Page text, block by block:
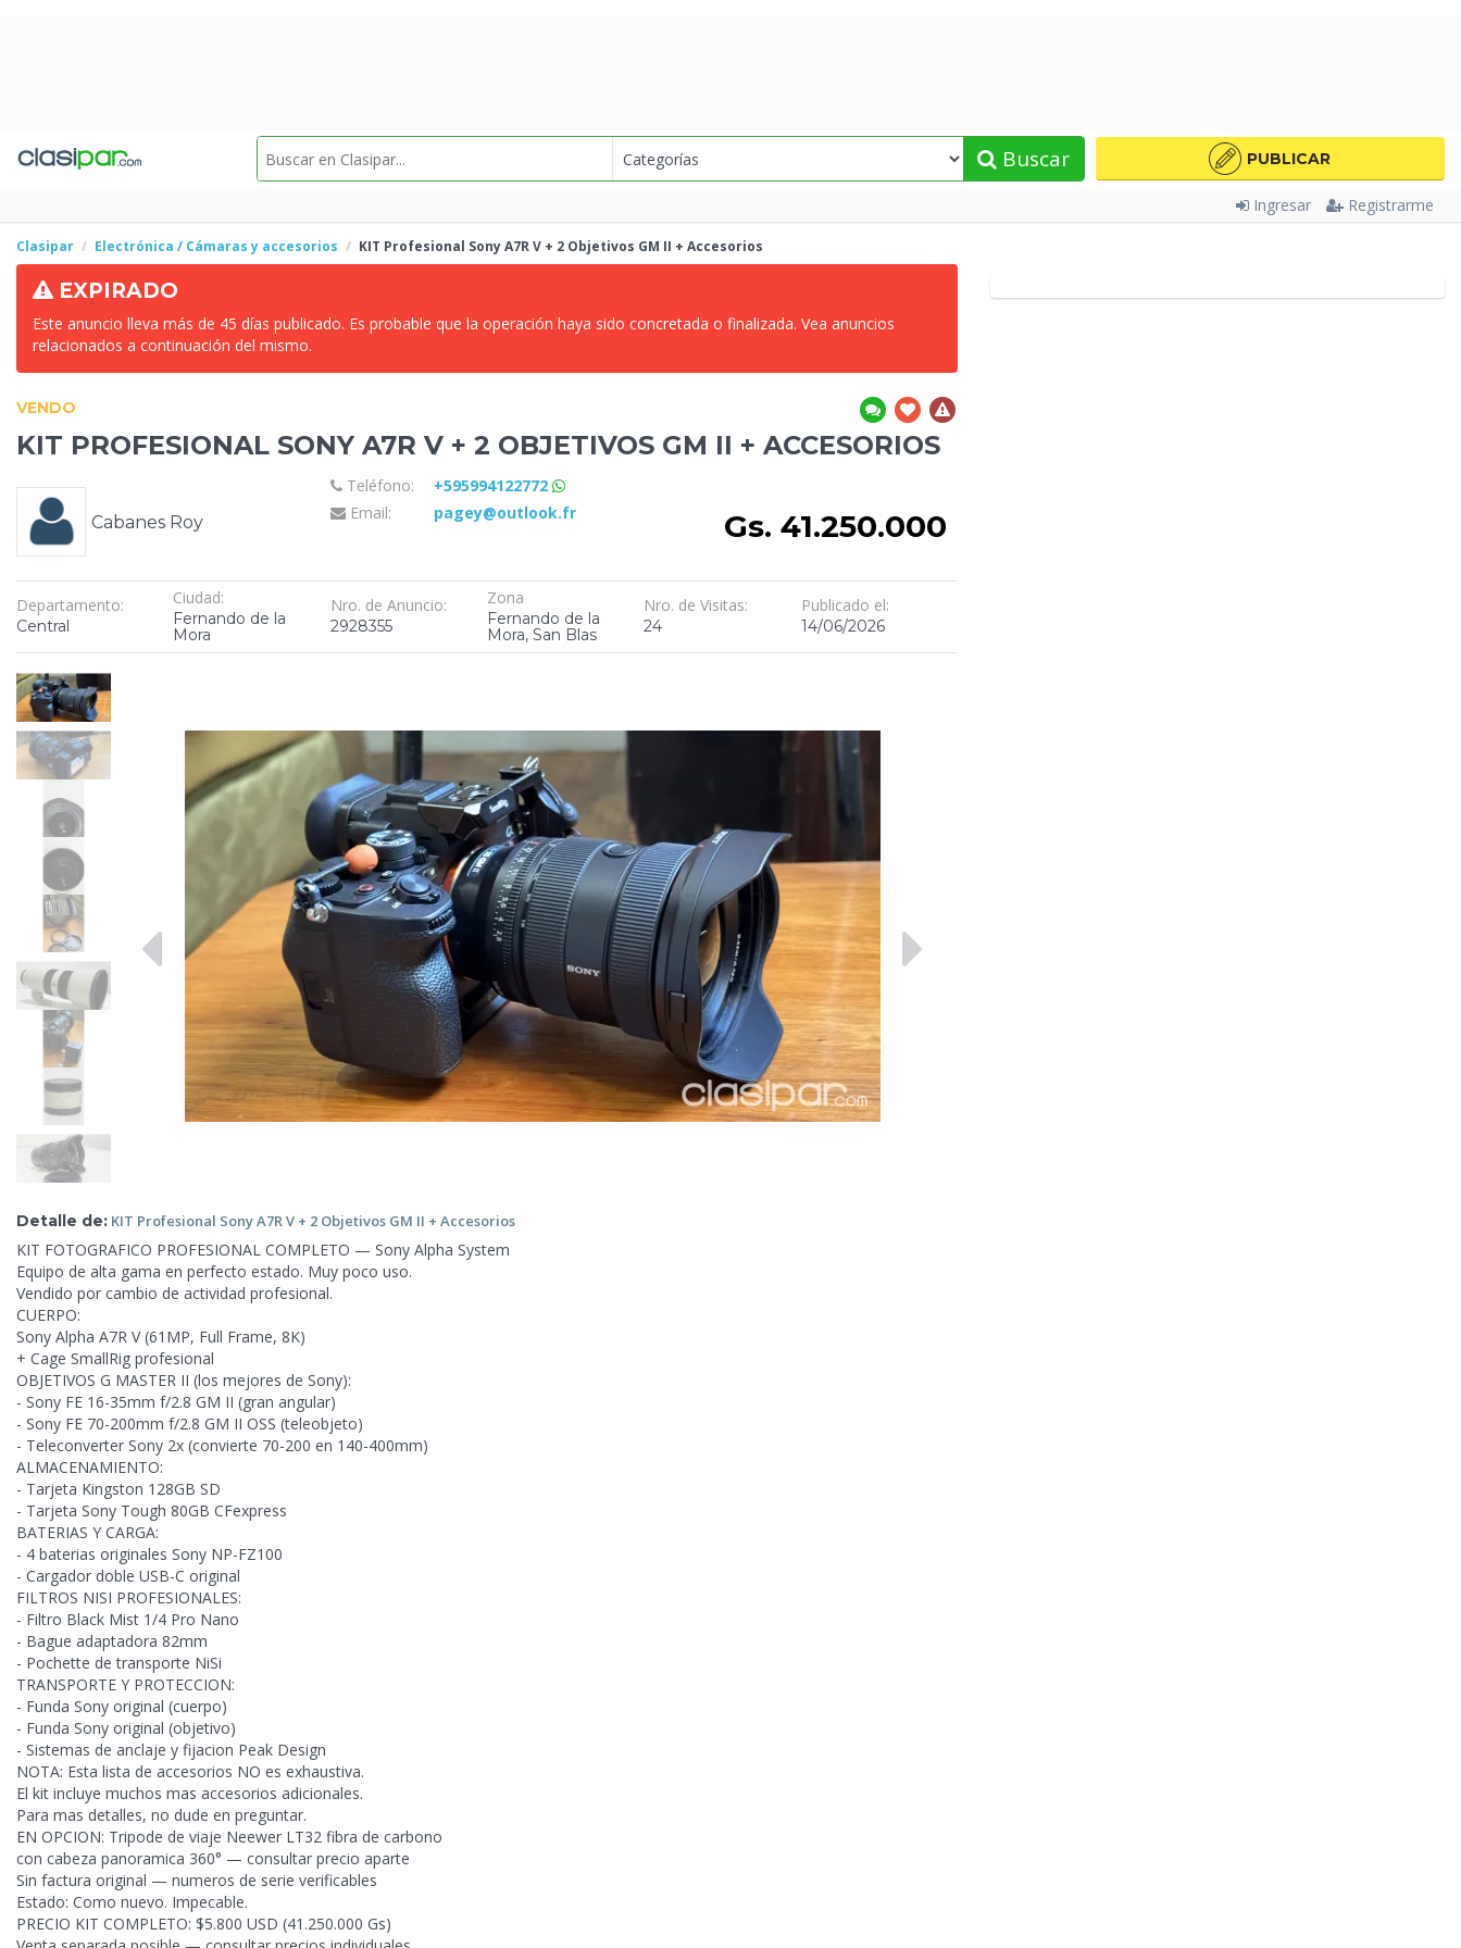
Buscar PUBLICAR
Ingresar Registrarme
Clasipar Electrónica / Cámaras y accesorios KIT Profesional Sony A7R V + 2 Objetivos GM II + Accesorios
EXPIRADO
Este anuncio lleva más de 45 días publicado. Es probable que la operación haya sido concretada o finalizada. Vea anuncios
relacionados a continuación del mismo.
VENDO
KIT PROFESIONAL SONY A7R V + 2 OBJETIVOS GM II + ACCESORIOS
Cabanes Roy
Teléfono:
+595994122772
Email:
pagey@outlook.fr Gs. 41.250.000
Departamento:
Central
Ciudad:
Fernando de la
Mora
Nro. de Anuncio:
2928355
Zona
Fernando de la
Mora, San Blas
Nro. de Visitas:
24
Publicado el:
14/06/2026
Detalle de: KIT Profesional Sony A7R V + 2 Objetivos GM II + Accesorios
KIT FOTOGRAFICO PROFESIONAL COMPLETO — Sony Alpha System
Equipo de alta gama en perfecto estado. Muy poco uso.
Vendido por cambio de actividad profesional.
CUERPO:
Sony Alpha A7R V (61MP, Full Frame, 8K)
+ Cage SmallRig profesional
OBJETIVOS G MASTER II (los mejores de Sony):
- Sony FE 16-35mm f/2.8 GM II (gran angular)
- Sony FE 70-200mm f/2.8 GM II OSS (teleobjeto)
- Teleconverter Sony 2x (convierte 70-200 en 140-400mm)
ALMACENAMIENTO:
- Tarjeta Kingston 128GB SD
- Tarjeta Sony Tough 80GB CFexpress
BATERIAS Y CARGA:
- 4 baterias originales Sony NP-FZ100
- Cargador doble USB-C original
FILTROS NISI PROFESIONALES:
- Filtro Black Mist 1/4 Pro Nano
- Bague adaptadora 82mm
- Pochette de transporte NiSi
TRANSPORTE Y PROTECCION:
- Funda Sony original (cuerpo)
- Funda Sony original (objetivo)
- Sistemas de anclaje y fijacion Peak Design
NOTA: Esta lista de accesorios NO es exhaustiva.
El kit incluye muchos mas accesorios adicionales.
Para mas detalles, no dude en preguntar.
EN OPCION: Tripode de viaje Neewer LT32 fibra de carbono
con cabeza panoramica 360° — consultar precio aparte
Sin factura original — numeros de serie verificables
Estado: Como nuevo. Impecable.
PRECIO KIT COMPLETO: $5.800 USD (41.250.000 Gs)